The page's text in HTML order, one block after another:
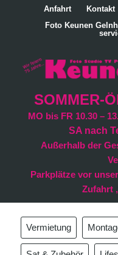
Anfahrt Kontakt
Foto Keunen
SOMMER-
MO bis FR 10.30 –
SA nach
Außerhalb der
Parkplätze vor
Zufahrt
Vermietung